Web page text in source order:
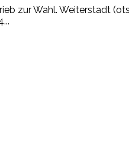
zur Wahl. Weiterstadt